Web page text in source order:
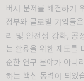
버시 문제를 해결하기
정부와 글로벌 기업들
리 및 안전성 강화, 공
는 활용을 위한 제도를
순한 연구 분야가 아니
하는 핵심 동력이 되었